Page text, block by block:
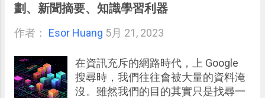
劃、新聞摘要、知識學習利器
作者： Esor Huang 5月 21, 2023
在資訊充斥的網路時代，上 Google
搜尋時，我們往往會被大量的資料淹
沒。雖然我們的目的其實只是找尋一